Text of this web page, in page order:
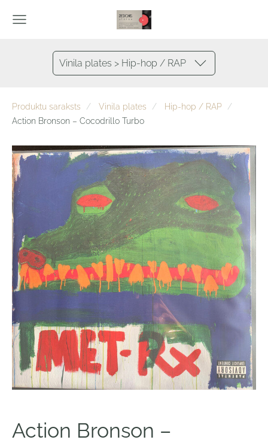
Vinila plates > Hip-hop / RAP
Produktu saraksts Vinila plates
Hip-hop / RAP
Action Bronson – Cocodrillo Turbo
Action Bronson –